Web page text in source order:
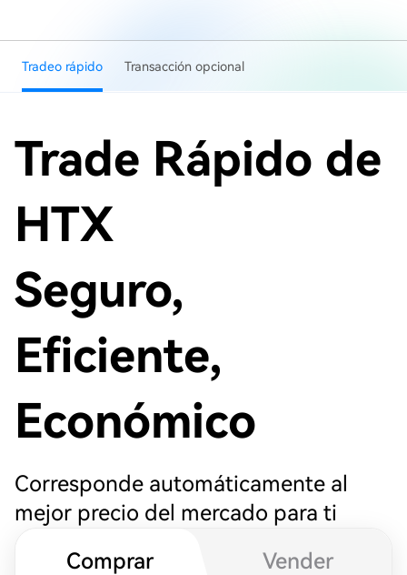
Tradeo rápido Transacción opcional
Trade Rápido de
HTX
Seguro,
Eficiente,
Económico
Corresponde automáticamente al
mejor precio del mercado para ti
Comprar
Vender